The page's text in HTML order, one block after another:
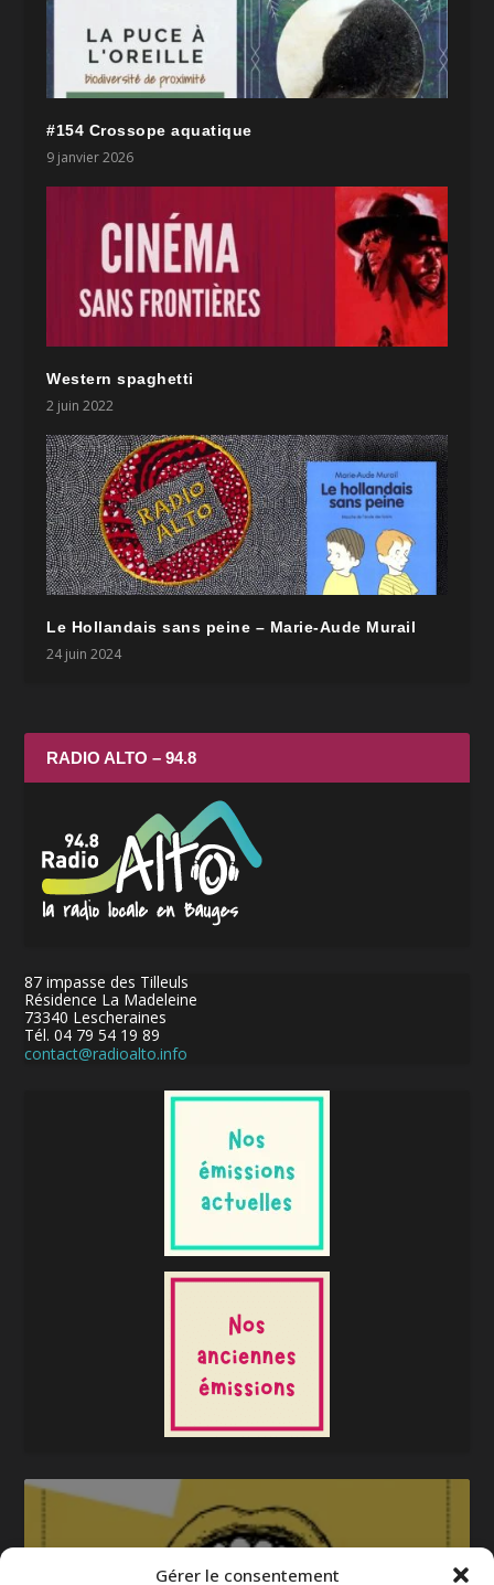
Gérer le consentement
#154 Crossope aquatique
9 janvier 2026
Western spaghetti
2 juin 2022
Le Hollandais sans peine – Marie-Aude Murail
24 juin 2024
RADIO ALTO – 94.8
87 impasse des Tilleuls
Résidence La Madeleine
73340 Lescheraines
Tél. 04 79 54 19 89
contact@radioalto.info